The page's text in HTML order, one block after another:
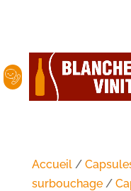
Accueil/
surbouchage/